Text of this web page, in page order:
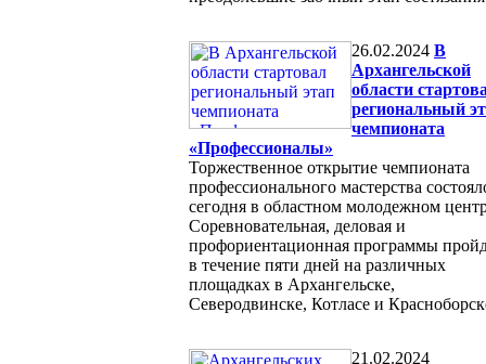
26.02.2024 В
Архангельской
области
региональный
чемпионата
«Профессионалы»
Торжественное открытие чемпионата
профессионального мастерства
сегодня в областном молодежном
Соревновательная, деловая и
профориентационная программы
в течение пяти дней на различных
площадках в Архангельске,
Северодвинске, Котласе и
21.02.2024